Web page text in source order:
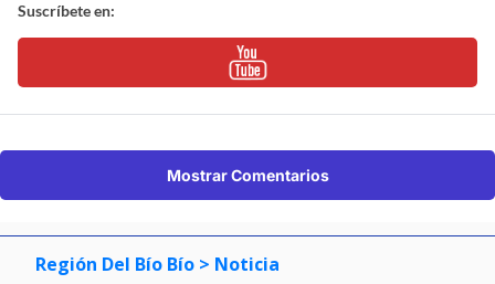
Suscríbete en:
Mostrar Comentarios
Región Del Bío Bío > Noticia